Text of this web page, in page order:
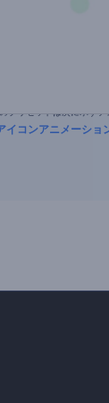
プリセットは次に示すテ
イコンアニメーショ